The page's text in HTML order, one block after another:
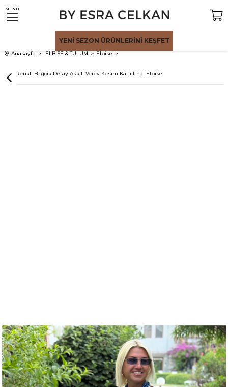
MENU
YENİ SEZON ÜRÜNLERİNİ KEŞFET
Anasayfa ELBİSE & TULUM Elbise
Çok Renkli Bağcık Detay Askılı Verev Kesim Katlı İthal Elbise